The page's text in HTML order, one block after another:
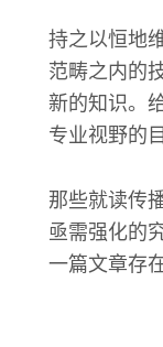
持之以恒地
范畴之内的
新的知识。
专业视野的
那些就读传
亟需强化的
一篇文章存